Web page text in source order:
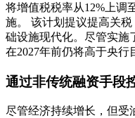
将增值税税率从12%上调
施。 该计划提议提高关
础设施现代化。尽管实施
在2027年前仍将高于央行
通过非传统融资手段
尽管经济持续增长，但受